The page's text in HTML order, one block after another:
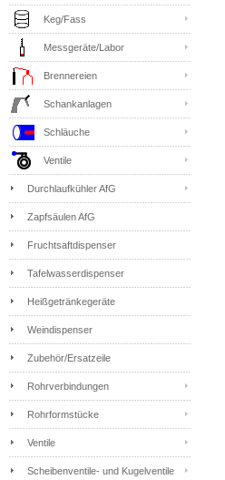
Keg/Fass
Messgeräte/Labor
Brennereien
Schankanlagen
Schläuche
Ventile
Durchlaufkühler AfG
Zapfsäulen AfG
Fruchtsaftdispenser
Tafelwasserdispenser
Heißgetränkegeräte
Weindispenser
Zubehör/Ersatzeile
Rohrverbindungen
Rohrformstücke
Ventile
Scheibenventile- und Kugelventile